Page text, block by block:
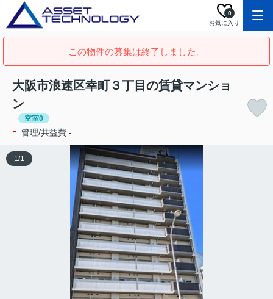
お気に入り
0
この物件の募集は終了しました。
大阪市浪速区幸町３丁目の賃貸マンショ
ン
空室0
- 管理/共益費 -
1/1